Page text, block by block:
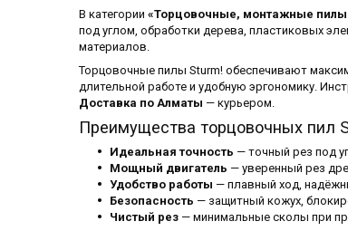
В категории «Торцовочные, монтажные пилы
под углом, обработки дерева, пластиковых
материалов.
Торцовочные пилы Sturm! обеспечивают
длительной работе и удобную эргономику.
Доставка по Алматы — курьером.
Преимущества торцовочных пил
Идеальная точность — точный рез под
Мощный двигатель — уверенный рез
Удобство работы — плавный ход,
Безопасность — защитный кожух,
Чистый рез — минимальные сколы при